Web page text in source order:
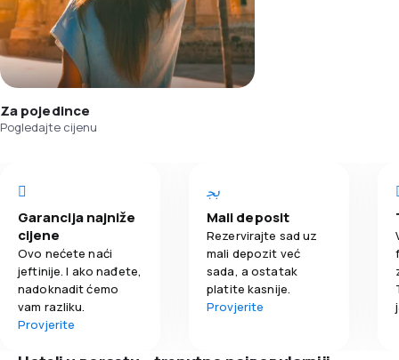
Za pojedince
Pogledajte cijenu
Garancija najniže
cijene
Ovo nećete naći
jeftinije. I ako nađete,
nadoknadit ćemo
vam razliku.
Provjerite
Mali deposit
Rezervirajte sad uz
mali depozit već
sada, a ostatak
platite kasnije.
Provjerite